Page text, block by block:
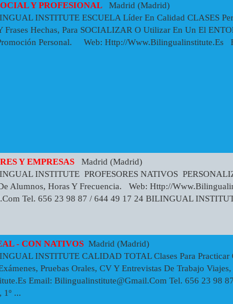
Y PROFESIONAL
Madrid (Madrid)
INSTITUTE ESCUELA Líder En Calidad CLASES
Frases Hechas, Para SOCIALIZAR O Utilizar En Un El
Personal. Web: Http://www.bilingualinstitute.es
Y EMPRESAS
Madrid (Madrid)
INSTITUTE PROFESORES NATIVOS
Alumnos, Horas Y Frecuencia. Web: Http://
Tel. 656 23 98 87 / 644 49 17 24 BILINGUAL
- CON NATIVOS Madrid (Madrid)
INSTITUTE CALIDAD TOTAL Clases Para Practicar
Pruebas Orales, CV Y Entrevistas De Trabajo
Email: Bilingualinstitute@gmail.com Tel. 656 23 98
1º ...